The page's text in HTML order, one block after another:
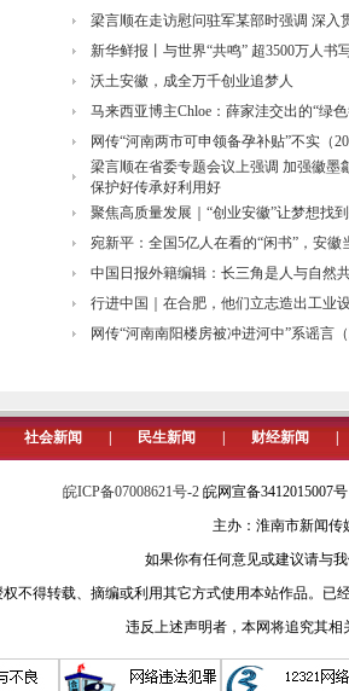
梁言顺在走访慰问驻军某部时强调 深
新华鲜报丨与世界“共鸣” 超3500万人书
沃土安徽，成全万千创业追梦人
马来西亚博主Chloe：薛家洼交出的“绿
网传“河南两市可申领备孕补贴”不实（
梁言顺在省委专题会议上强调 加强徽墨
保护好传承好利用好
聚焦高质量发展｜“创业安徽”让梦想找
宛新平：全国5亿人在看的“闲书”，安徽
中国日报外籍编辑：长三角是人与自然
行进中国｜在合肥，他们立志造出工业
网传“河南南阳楼房被冲进河中”系谣言（
社会新闻 民生新闻 财经新闻
皖ICP备07008621号-2 皖网宣备3412015007
主办：淮南市新闻
如果你有任何意见或建议请与
不得转载、摘编或利用其它方式使用本站作品。已
违反上述声明者，本网将追究其